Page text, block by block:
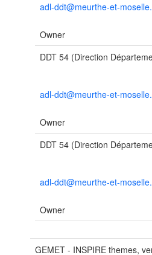
adl-ddt@meurthe-et-
Owner
DDT 54 (Direction
adl-ddt@meurthe-et-
Owner
DDT 54 (Direction
adl-ddt@meurthe-et-
Owner
GEMET - INSPIRE themes,